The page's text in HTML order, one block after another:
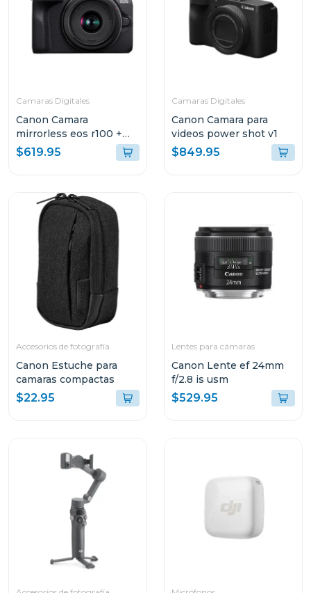
Camaras Digitales
Canon Camara
mirrorless eos r100 +
lente rf-s 18-45 f/4.5-6.3
is stm kit
$619.95
Camaras Digitales
Canon Camara para
videos power shot v1
$849.95
Accesorios de fotografía
Canon Estuche para
camaras compactas
$22.95
Lentes para cámaras
Canon Lente ef 24mm
f/2.8 is usm
$529.95